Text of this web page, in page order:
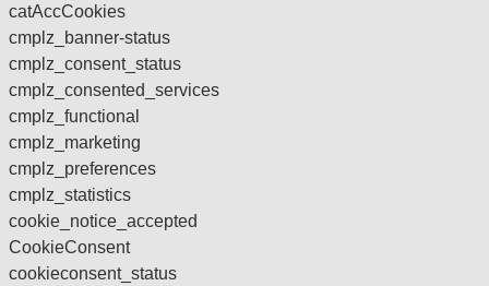
catAccCookies
cmplz_banner-status
cmplz_consent_status
cmplz_consented_services
cmplz_functional
cmplz_marketing
cmplz_preferences
cmplz_statistics
cookie_notice_accepted
CookieConsent
cookieconsent_status